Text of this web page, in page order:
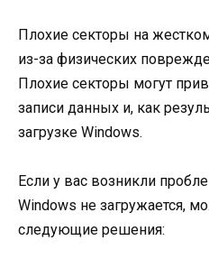
Плохие секторы на
из-за физических
Плохие секторы могут
записи данных и, как
загрузке Windows.
Если у вас возникли
Windows не загружается,
следующие решения: